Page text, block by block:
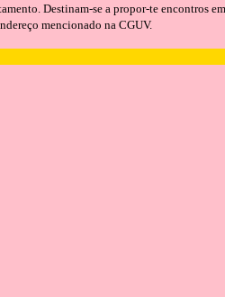
Destinam-se a propor-te encontros
mencionado na CGUV.